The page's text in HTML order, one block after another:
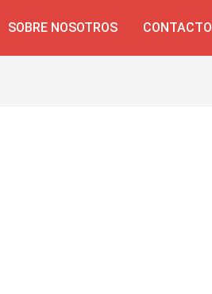
SOBRE NOSOTROS CONTACTO